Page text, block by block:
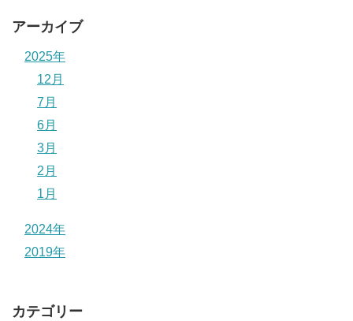
アーカイブ
2025年
12月
7月
6月
3月
2月
1月
2024年
2019年
カテゴリー